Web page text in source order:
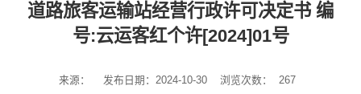
道路旅客运输站经营行政许可决定书 编
号:云运客红个许[2024]01号
来源： 发布日期：2024-10-30 浏览次数： 267